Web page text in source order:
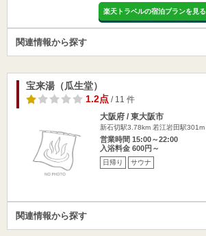
楽天トラベルの宿泊プランを見る
関連情報から探す
宝来湯（瓜生堂）
1.2点/ 11 件
大阪府 / 東大阪市
新石切駅3.78km 若江岩田駅301m
営業時間 15:00～22:00
入浴料金 600円～
日帰り サウナ
関連情報から探す